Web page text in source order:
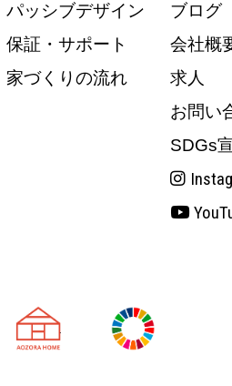
パッシブデザイン
保証・サポート
家づくりの流れ
ブログ
会社概
求人
お問い
SDGs
天理市の注文